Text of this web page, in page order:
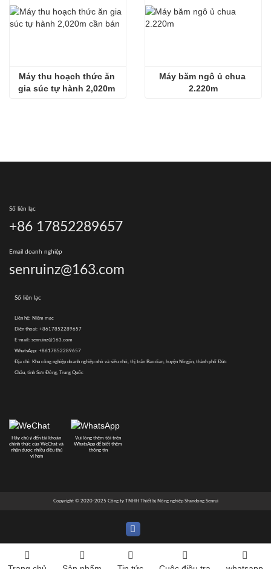
Máy thu hoạch thức ăn
gia súc tự hành 2,020m
Máy băm ngô ủ chua
2.220m
Số liên lạc
+86 17852289657
Email doanh nghiệp
senruinz@163.com
Số liên lạc
Liên hệ: Niêm mạc
Điện thoại: +8617852289657
E-mail: senruinz@163.com
WhatsApp: +8617852289657
Địa chỉ: Khu công nghiệp doanh nghiệp nhỏ và siêu nhỏ, thị trấn Baodian, huyện Ningjin, thành phố Đức
Châu, tỉnh Sơn Đông, Trung Quốc
Hãy chú ý đến tài khoản
chính thức của WeChat và
nhận được nhiều điều thú
vị hơn
Vui lòng thêm tôi trên
WhatsApp để biết thêm
thông tin
Copyright © 2020-2025 Công ty TNHH Thiết bị Nông nghiệp Shandong Senrui